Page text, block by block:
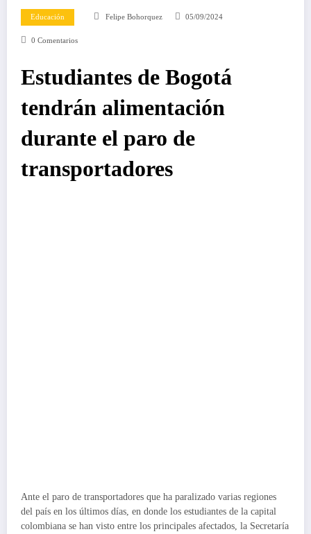
Educación Felipe Bohorquez 05/09/2024
0 Comentarios
Estudiantes de Bogotá
tendrán alimentación
durante el paro de
transportadores
Ante el paro de transportadores que ha paralizado varias regiones
del país en los últimos días, en donde los estudiantes de la capital
colombiana se han visto entre los principales afectados, la Secretaría